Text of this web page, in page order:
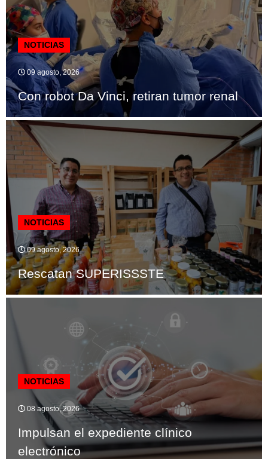
NOTICIAS
09 agosto, 2026
Con robot Da Vinci, retiran tumor renal
NOTICIAS
09 agosto, 2026
Rescatan SUPERISSSTE
NOTICIAS
08 agosto, 2026
Impulsan el expediente clínico
electrónico